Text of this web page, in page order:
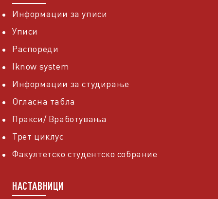
Информации за уписи
Уписи
Распореди
Iknow system
Информации за студирање
Огласна табла
Пракси/ Вработувања
Трет циклус
Факултетско студентско собрание
НАСТАВНИЦИ